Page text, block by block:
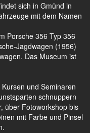
sich in Gmünd in
mit dem Namen
Porsche 356 Typ 356
Jagdwagen (1956)
Das Museum ist
und Seminaren
schnuppern
über Fotoworkshop bis
mit Farbe und Pinsel